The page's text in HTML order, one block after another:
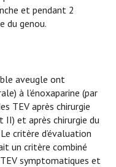
et pendant 2
du genou.
aveugle ont
à l’énoxaparine (par
TEV après chirurgie
II) et après chirurgie du
critère d’évaluation
un critère combiné
symptomatiques et